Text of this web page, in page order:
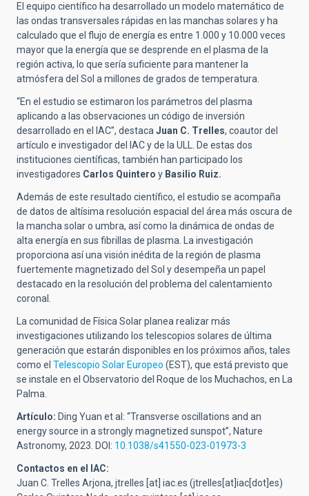
El equipo científico ha desarrollado un modelo matemático de
las ondas transversales rápidas en las manchas solares y ha
calculado que el flujo de energía es entre 1.000 y 10.000 veces
mayor que la energía que se desprende en el plasma de la
región activa, lo que sería suficiente para mantener la
atmósfera del Sol a millones de grados de temperatura.
“En el estudio se estimaron los parámetros del plasma
aplicando a las observaciones un código de inversión
desarrollado en el IAC”, destaca Juan C. Trelles, coautor del
artículo e investigador del IAC y de la ULL. De estas dos
instituciones científicas, también han participado los
investigadores Carlos Quintero y Basilio Ruiz.
Además de este resultado científico, el estudio se acompaña
de datos de altísima resolución espacial del área más oscura de
la mancha solar o umbra, así como la dinámica de ondas de
alta energía en sus fibrillas de plasma. La investigación
proporciona así una visión inédita de la región de plasma
fuertemente magnetizado del Sol y desempeña un papel
destacado en la resolución del problema del calentamiento
coronal.
La comunidad de Física Solar planea realizar más
investigaciones utilizando los telescopios solares de última
generación que estarán disponibles en los próximos años, tales
como el Telescopio Solar Europeo (EST), que está previsto que
se instale en el Observatorio del Roque de los Muchachos, en La
Palma.
Artículo: Ding Yuan et al: “Transverse oscillations and an
energy source in a strongly magnetized sunspot”, Nature
Astronomy, 2023. DOI: 10.1038/s41550-023-01973-3
Contactos en el IAC:
Juan C. Trelles Arjona, jtrelles [at] iac.es (jtrelles[at]iac[dot]es)